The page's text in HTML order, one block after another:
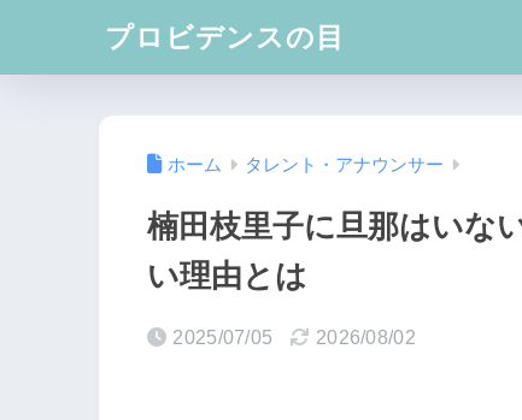
プロビデンスの目
ホーム タレント・アナウンサー
楠田枝里子に旦那はいな
い理由とは
2025/07/05 2026/08/02